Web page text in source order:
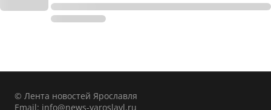
© Лента новостей Ярославля
Email: info@news-yaroslavl.ru